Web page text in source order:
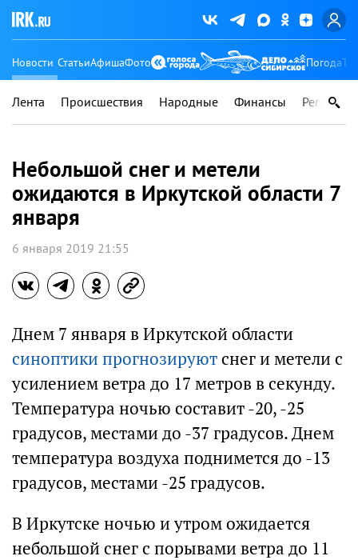
Новости СтатьиАфишаФото Погода
Лента Происшествия Народные Финансы Регионы
Небольшой снег и метели
ожидаются в Иркутской области 7
января
6 января 2019 21:55
Днем 7 января в Иркутской области
синоптики прогнозируютснег и метели с
усилением ветра до 17 метров в секунду.
Температура ночью составит -20, -25
градусов, местами до -37 градусов. Днем
температура воздуха поднимется до -13
градусов, местами -25 градусов.
В Иркутске ночью и утром ожидается
небольшой снег с порывами ветра до 11